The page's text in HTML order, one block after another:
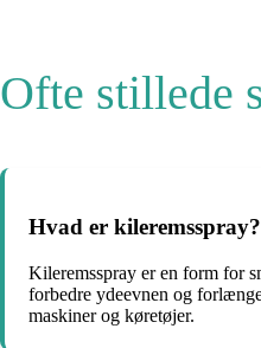
Ofte stillede
Hvad er kileremsspray?
Kileremsspray er en form for
forbedre ydeevnen og
maskiner og køretøjer.